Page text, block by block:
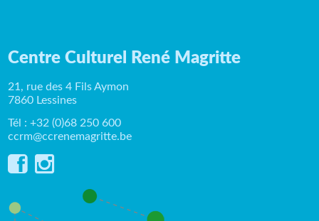
Centre Culturel René Magritte
21, rue des 4 Fils Aymon
7860 Lessines
Tél : +32 (0)68 250 600
ccrm@ccrenemagritte.be